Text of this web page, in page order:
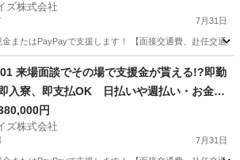
製造・加工のお仕事♪
ズ株式会社
7月31日
またはPayPayで支援します！ 【面接交通費、赴任交通
来場面談でその場で支援金が貰える!?即勤
入寮、即支払OK 日払いや週払い・お金住
に困ってる方必見の案件です！簡単な電子
製造・加工のお仕事♪
円
ズ株式会社
7月31日